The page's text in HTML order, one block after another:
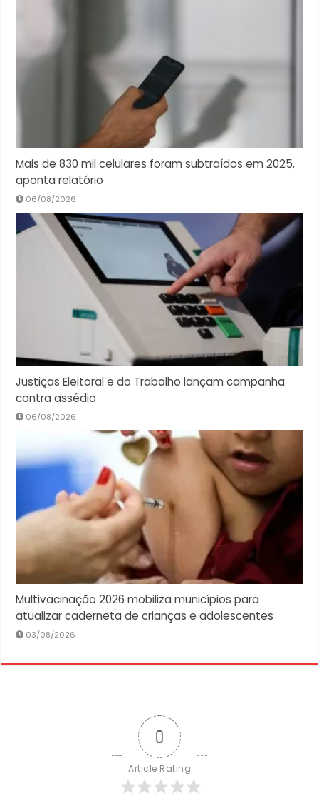
Mais de 830 mil celulares foram subtraídos em 2025,
aponta relatório
06/08/2026
Justiças Eleitoral e do Trabalho lançam campanha
contra assédio
06/08/2026
Multivacinação 2026 mobiliza municípios para
atualizar caderneta de crianças e adolescentes
03/08/2026
0
Article Rating